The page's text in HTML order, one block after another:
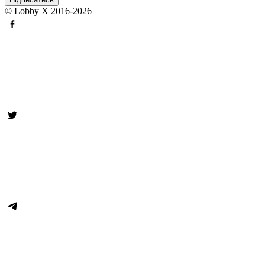
© Lobby X 2016-2026